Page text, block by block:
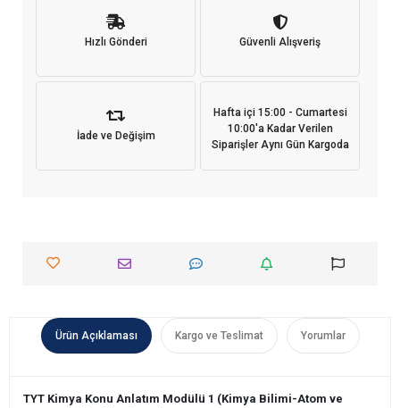
Hızlı Gönderi Güvenli Alışveriş
İade ve Değişim
Hafta içi 15:00 - Cumartesi
10:00'a Kadar Verilen
Siparişler Aynı Gün Kargoda
Ürün Açıklaması Kargo ve Teslimat Yorumlar
TYT Kimya Konu Anlatım Modülü 1 (Kimya Bilimi-Atom ve